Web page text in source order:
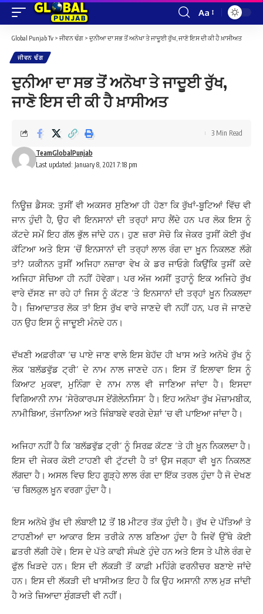
Font
Resizer
Aa
Global Punjab Tv > ਜੀਵਨ ਢੰਗ > ਦੁਨੀਆ ਦਾ ਸਭ ਤੋਂ ਅਨੋਖਾ ਤੇ ਜਾਦੂਈ ਰੁੱਖ, ਜਾਣੋ ਇਸ ਦੀ ਕੀ ਹੈ ਖ਼ਾਸੀਅਤ
ਜੀਵਨ ਢੰਗ
ਦੁਨੀਆ ਦਾ ਸਭ ਤੋਂ ਅਨੋਖਾ ਤੇ ਜਾਦੂਈ ਰੁੱਖ,
ਜਾਣੋ ਇਸ ਦੀ ਕੀ ਹੈ ਖ਼ਾਸੀਅਤ
Last updated: January 8, 2021 7:18 pm
TeamGlobalPunjab
3 Min Read
ਨਿਊਜ਼ ਡੈਸਕ: ਤੁਸੀਂ ਵੀ ਅਕਸਰ ਸੁਣਿਆ ਹੀ ਹੋਣਾ ਕਿ ਰੁੱਖਾਂ-ਬੂਟਿਆਂ ਵਿੱਚ ਵੀ
ਜਾਨ ਹੁੰਦੀ ਹੈ, ਉਹ ਵੀ ਇਨਸਾਨਾਂ ਦੀ ਤਰ੍ਹਾਂ ਸਾਹ ਲੈਂਦੇ ਹਨ ਪਰ ਲੋਕ ਇਸ ਨੂੰ
ਕੱਟਦੇ ਸਮੇਂ ਇਹ ਗੱਲ ਭੁੱਲ ਜਾਂਦੇ ਹਨ। ਹੁਣ ਜ਼ਰਾ ਸੋਚੋ ਕਿ ਜੇਕਰ ਤੁਸੀਂ ਕੋਈ ਰੁੱਖ
ਕੱਟਿਆ ਅਤੇ ਇਸ ‘ਚੋਂ ਇਨਸਾਨਾਂ ਦੀ ਤਰ੍ਹਾਂ ਲਾਲ ਰੰਗ ਦਾ ਖ਼ੂਨ ਨਿਕਲਣ ਲੱਗੇ
ਤਾਂ? ਯਕੀਨਨ ਤੁਸੀਂ ਅਜਿਹਾ ਨਜ਼ਾਰਾ ਵੇਖ ਕੇ ਡਰ ਜਾਓਗੇ ਕਿਉਂਕਿ ਤੁਸੀਂ ਕਦੇ
ਅਜਿਹਾ ਸੋਚਿਆ ਹੀ ਨਹੀਂ ਹੋਵੇਗਾ। ਪਰ ਅੱਜ ਅਸੀਂ ਤੁਹਾਨੂੰ ਇਕ ਅਜਿਹੇ ਰੁੱਖ
ਵਾਰੇ ਦੱਸਣ ਜਾ ਰਹੇ ਹਾਂ ਜਿਸ ਨੂੰ ਕੱਟਣ ‘ਤੇ ਇਨਸਾਨਾਂ ਦੀ ਤਰ੍ਹਾਂ ਖ਼ੂਨ ਨਿਕਲਦਾ
ਹੈ। ਜ਼ਿਆਦਾਤਰ ਲੋਕ ਤਾਂ ਇਸ ਰੁੱਖ ਵਾਰੇ ਜਾਣਦੇ ਵੀ ਨਹੀਂ ਹਨ, ਪਰ ਜੋ ਜਾਣਦੇ
ਹਨ ਉਹ ਇਸ ਨੂੰ ਜਾਦੂਈ ਮੰਨਦੇ ਹਨ।
ਦੱਖਣੀ ਅਫ਼ਰੀਕਾ ‘ਚ ਪਾਏ ਜਾਣ ਵਾਲੇ ਇਸ ਬੇਹੱਦ ਹੀ ਖਾਸ ਅਤੇ ਅਨੋਖੇ ਰੁੱਖ ਨੂੰ
ਲੋਕ ‘ਬਲੱਡਵੁੱਡ ਟ੍ਰੀ’ ਦੇ ਨਾਮ ਨਾਲ ਜਾਣਦੇ ਹਨ। ਇਸ ਤੋਂ ਇਲਾਵਾ ਇਸ ਨੂੰ
ਕਿਆਟ ਮੁਕਵਾ, ਮੁਨਿੰਗਾ ਦੇ ਨਾਮ ਨਾਲ ਵੀ ਜਾਣਿਆ ਜਾਂਦਾ ਹੈ। ਇਸਦਾ
ਵਿਗਿਆਨੀ ਨਾਮ ‘ਸੇਰੋਕਾਰਪਸ ਏਂਗੋਲੇਨਸਿਸ’ ਹੈ। ਇਹ ਅਨੋਖਾ ਰੁੱਖ ਮੋਜ਼ਾਮਬੀਕ,
ਨਾਮੀਬਿਆ, ਤੰਜਾਨਿਆ ਅਤੇ ਜਿੰਬਾਬਵੇ ਵਰਗੇ ਦੇਸ਼ਾਂ ‘ਚ ਵੀ ਪਾਇਆ ਜਾਂਦਾ ਹੈ।
ਅਜਿਹਾ ਨਹੀਂ ਹੈ ਕਿ ‘ਬਲੱਡਵੁੱਡ ਟ੍ਰੀ’ ਨੂੰ ਸਿਰਫ਼ ਕੱਟਣ ‘ਤੇ ਹੀ ਖ਼ੂਨ ਨਿਕਲਦਾ ਹੈ।
ਇਸ ਦੀ ਜੇਕਰ ਕੋਈ ਟਾਹਣੀ ਵੀ ਟੁੱਟਦੀ ਹੈ ਤਾਂ ਉਸ ਜਗ੍ਹਾ ਵੀ ਖੂਨ ਨਿਕਲਣ
ਲੱਗਦਾ ਹੈ। ਅਸਲ ਵਿਚ ਇਹ ਗੂੜ੍ਹੇ ਲਾਲ ਰੰਗ ਦਾ ਇੱਕ ਤਰਲ ਹੁੰਦਾ ਹੈ ਜੋ ਦੇਖਣ
‘ਚ ਬਿਲਕੁਲ ਖ਼ੂਨ ਵਰਗਾ ਹੁੰਦਾ ਹੈ।
ਇਸ ਅਨੋਖੇ ਰੁੱਖ ਦੀ ਲੰਬਾਈ 12 ਤੋਂ 18 ਮੀਟਰ ਤੱਕ ਹੁੰਦੀ ਹੈ। ਰੁੱਖ ਦੇ ਪੱਤਿਆਂ ਤੇ
ਟਾਹਣੀਆਂ ਦਾ ਆਕਾਰ ਇਸ ਤਰੀਕੇ ਨਾਲ ਬਣਿਆ ਹੁੰਦਾ ਹੈ ਜਿਵੇਂ ਉੱਥੇ ਕੋਈ
ਛਤਰੀ ਲੱਗੀ ਹੋਵੇ। ਇਸ ਦੇ ਪੱਤੇ ਕਾਫੀ ਸੰਘਣੇ ਹੁੰਦੇ ਹਨ ਅਤੇ ਇਸ ਤੇ ਪੀਲੇ ਰੰਗ ਦੇ
ਫੁੱਲ ਖਿੜਦੇ ਹਨ। ਇਸ ਦੀ ਲੱਕੜੀ ਤੋਂ ਕਾਫ਼ੀ ਮਹਿੰਗੇ ਫਰਨੀਚਰ ਬਣਾਏ ਜਾਂਦੇ
ਹਨ। ਇਸ ਦੀ ਲੱਕੜੀ ਦੀ ਖਾਸੀਅਤ ਇਹ ਹੈ ਕਿ ਉਹ ਅਸਾਨੀ ਨਾਲ ਮੁੜ ਜਾਂਦੀ
ਹੈ ਅਤੇ ਜ਼ਿਆਦਾ ਸੁੰਗੜਦੀ ਵੀ ਨਹੀਂ।